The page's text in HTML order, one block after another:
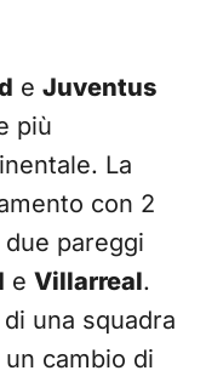
e Juventus
più
La
con 2
pareggi
e Villarreal.
una squadra
cambio di